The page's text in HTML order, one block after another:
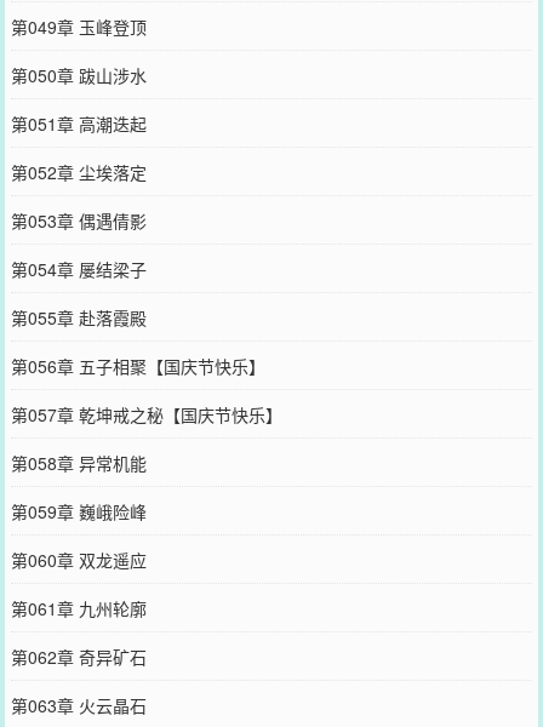
第049章 玉峰登顶
第050章 跋山涉水
第051章 高潮迭起
第052章 尘埃落定
第053章 偶遇倩影
第054章 屡结梁子
第055章 赴落霞殿
第056章 五子相聚【国庆节快乐】
第057章 乾坤戒之秘【国庆节快乐】
第058章 异常机能
第059章 巍峨险峰
第060章 双龙遥应
第061章 九州轮廓
第062章 奇异矿石
第063章 火云晶石